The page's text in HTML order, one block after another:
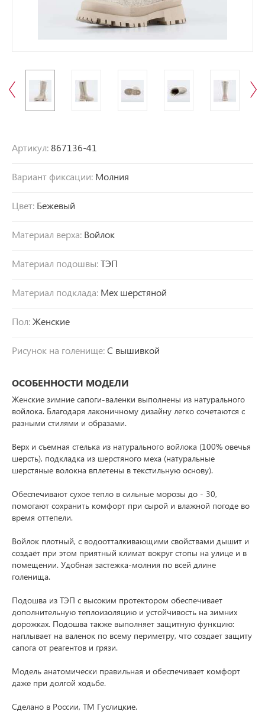
Артикул:867136-41
Вариант фиксации: Молния
Цвет: Бежевый
Материал верха: Войлок
Материал подошвы:ТЭП
Материал подклада: Мех шерстяной
Пол:Женские
Рисунок на голенище:С вышивкой
ОСОБЕННОСТИ МОДЕЛИ
Женские зимние сапоги-валенки выполнены из натурального
войлока. Благодаря лаконичному дизайну легко сочетаются с
разными стилями и образами.
Верх и съемная стелька из натурального войлока (100% овечья
шерсть), подкладка из шерстяного меха (натуральные
шерстяные волокна вплетены в текстильную основу).
Обеспечивают сухое тепло в сильные морозы до - 30,
помогают сохранить комфорт при сырой и влажной погоде во
время оттепели.
Войлок плотный, с водоотталкивающими свойствами дышит и
создаёт при этом приятный климат вокруг стопы на улице и в
помещении. Удобная застежка-молния по всей длине
голенища.
Подошва из ТЭП с высоким протектором обеспечивает
дополнительную теплоизоляцию и устойчивость на зимних
дорожках. Подошва также выполняет защитную функцию:
наплывает на валенок по всему периметру, что создает защиту
сапога от реагентов и грязи.
Модель анатомически правильная и обеспечивает комфорт
даже при долгой ходьбе.
Сделано в России, ТМ Гуслицкие.